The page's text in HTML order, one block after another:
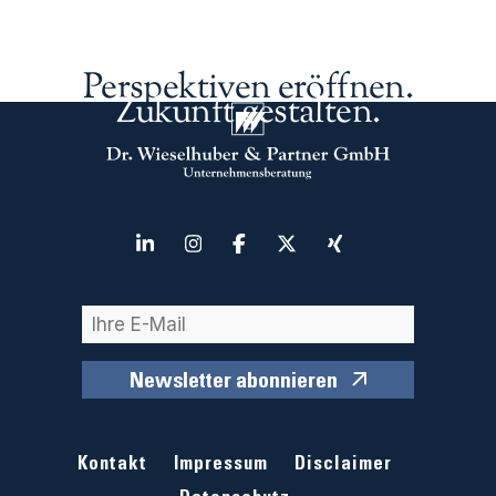
Newsletter abonnieren
Kontakt Impressum
Disclaimer
Perspektiven eröffnen.
Zukunft gestalten.